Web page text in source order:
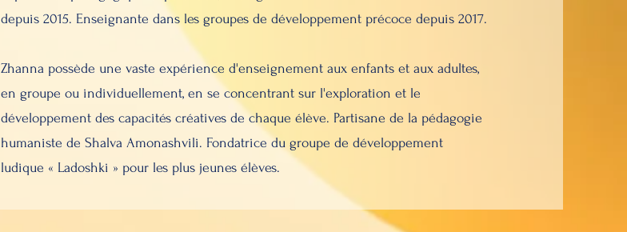
depuis 2015. Enseignante dans les groupes de développement précoce depuis 2017.
Zhanna possède une vaste expérience d'enseignement aux enfants et aux adultes,
en groupe ou individuellement, en se concentrant sur l'exploration et le
développement des capacités créatives de chaque élève. Partisane de la pédagogie
humaniste de Shalva Amonashvili. Fondatrice du groupe de développement
ludique « Ladoshki » pour les plus jeunes élèves.